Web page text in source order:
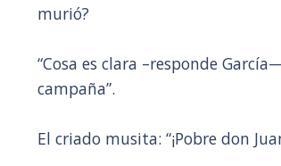
murió?
“Cosa es clara –responde
campaña”.
El criado musita: “¡Pobre don